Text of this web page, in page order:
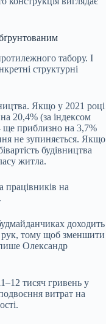
табору. І
структурні
Якщо у 2021 році
20,4% (за індексом
ще приблизно на 3,7%
не зупиняється. Якщо
будівництва
житла.
працівників на
доходить
рук, тому щоб зменшити
Олександр
тисяч гривень у
витрат на